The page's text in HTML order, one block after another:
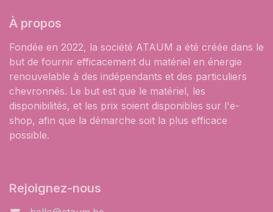
À propos
Fondée en 2022, la société ATAUM a été créée dans le
but de fournir efficacement du matériel en énergie
renouvelable à des indépendants et des particuliers
chevronnés. Le but est que le matériel, les
disponibilités, et les prix soient disponibles sur l'e-
shop, afin que la démarche soit la plus efficace
possible.
Rejoignez-nous